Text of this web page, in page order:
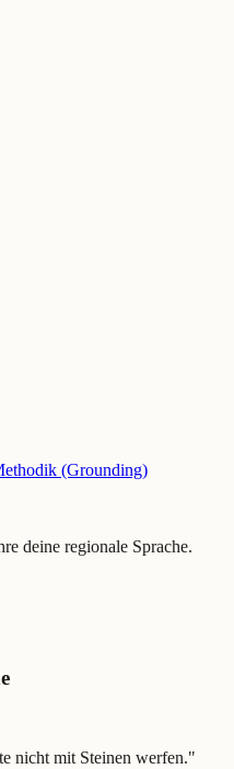
(Grounding)
deine regionale Sprache.
nicht mit Steinen werfen."